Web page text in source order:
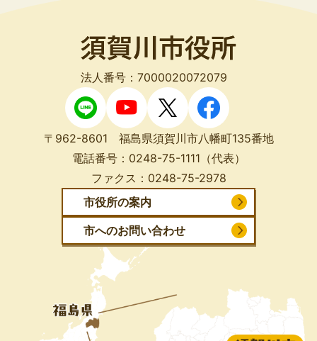
法人番号：7000020072079
〒962-8601 福島県須賀川市八幡町135番地
電話番号： 0248-75-1111 （代表）
ファクス： 0248-75-2978
市役所の案内
市へのお問い合わせ